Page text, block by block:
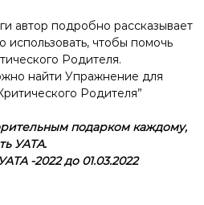
автор подробно рассказывает
чтобы помочь
Родителя.
найти Упражнение для
Родителя”
подарком каждому,
УАТА.
-2022 до 01.03.2022